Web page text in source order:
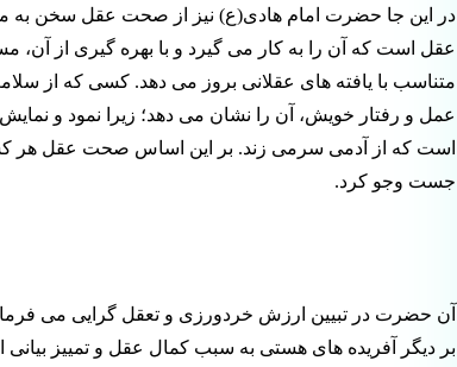
در این جا حضرت امام هادی(ع) نیز از صحت عقل سخن به
عقل است که آن را به کار می گیرد و با بهره گیری از آن،
متناسب با یافته های عقلانی بروز می دهد. کسی که از
عمل و رفتار خویش، آن را نشان می دهد؛ زیرا نمود و
است که از آدمی سرمی زند. بر این اساس صحت عقل هر
جست وجو کرد.
آن حضرت در تبیین ارزش خردورزی و تعقل گرایی می
بر دیگر آفریده های هستی به سبب کمال عقل و تمییز